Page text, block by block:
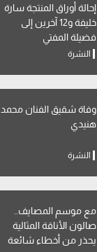
إحالة أوراق المنتجة سارة
خليفة و12 آخرين إلى
فضيلة المفتي
النشرة
وفاة شقيق الفنان محمد
هنيدي
النشرة
مع موسم المصايف..
صالون الأناقة المثالية
يحذر من أخطاء شائعة